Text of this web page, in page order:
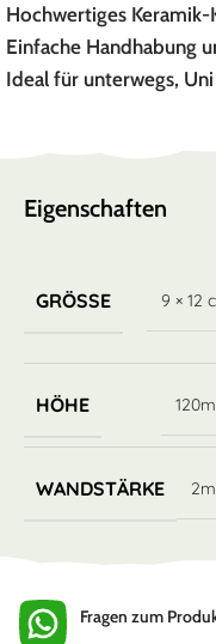
Hochwertiges
Einfache Handhabung
Ideal für unterwegs,
Eigenschaften
GRÖSSE 9 × 12
HÖHE
WANDSTÄRKE
Fragen zum